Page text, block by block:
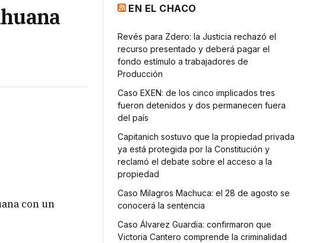
con un
EN EL CHACO
Revés para Zdero: la Justicia rechazó el
recurso presentado y deberá pagar el
fondo estímulo a trabajadores de
Producción
Caso EXEN: de los cinco implicados tres
fueron detenidos y dos permanecen fuera
del país
Capitanich sostuvo que la propiedad privada
ya está protegida por la Constitución y
reclamó el debate sobre el acceso a la
propiedad
Caso Milagros Machuca: el 28 de agosto se
conocerá la sentencia
Caso Álvarez Guardia: confirmaron que
Victoria Cantero comprende la criminalidad